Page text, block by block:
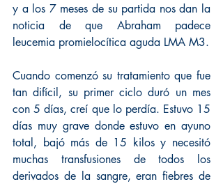
y a los 7 meses de su partida nos dan la
noticia de que Abraham padece
leucemia promielocítica aguda LMA M3.
Cuando comenzó su tratamiento que fue
tan difícil, su primer ciclo duró un mes
con 5 días, creí que lo perdía. Estuvo 15
días muy grave donde estuvo en ayuno
total, bajó más de 15 kilos y necesitó
muchas transfusiones de todos los
derivados de la sangre, eran fiebres de